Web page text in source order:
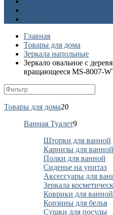
Главная
Товары для дома
Зеркала напольные
Зеркало овальное с
вращающееся MS-8007-
Товары для дома20
Ванная Туалет9
Шторки для ванной
Карнизы для ванной
Полки для ванной
Сиденье на унитаз
Аксессуары для
Зеркала
Коврики для ванной
Корзины для белья
Сушки для посуды